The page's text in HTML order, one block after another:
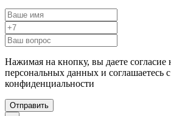
Нажимая на кнопку, вы даете согласие
персональных данных и соглашаетесь
конфиденциальности
Отправить